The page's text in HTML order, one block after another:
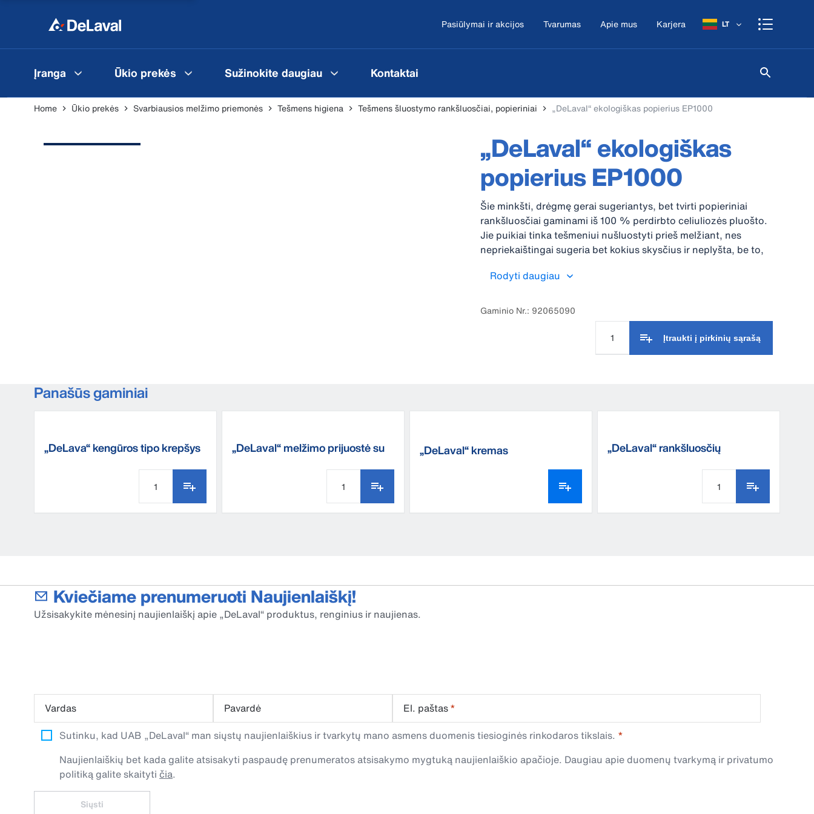
Pasiūlymai ir akcijos Tvarumas Apie mus Karjera LT
Įranga Ūkio prekės Sužinokite daugiau Kontaktai
Home Ūkio prekės Svarbiausios melžimo priemonės Tešmens higiena Tešmens šluostymo rankšluosčiai, popieriniai „DeLaval“ ekologiškas popierius EP1000
„DeLaval“ ekologiškas
popierius EP1000
Šie minkšti, drėgmę gerai sugeriantys, bet tvirti popieriniai
rankšluosčiai gaminami iš 100 % perdirbto celiuliozės pluošto.
Jie puikiai tinka tešmeniui nušluostyti prieš melžiant, nes
nepriekaištingai sugeria bet kokius skysčius ir neplyšta, be to,
ekologiniu ženklu „Eco“ ir yra saugus liestis su maistu.
Rodyti daugiau
Gaminio Nr.: 92065090
Įtraukti į pirkinių sąrašą
Panašūs gaminiai
„DeLava“ kengūros tipo krepšys
„DeLaval“ melžimo prijuostė su
„DeLaval“ kremas
„DeLaval“ rankšluosčių
Kviečiame prenumeruoti Naujienlaiškį!
Užsisakykite mėnesinį naujienlaiškį apie „DeLaval“ produktus, renginius ir naujienas.
Vardas Pavardė El. paštas*
Sutinku, kad UAB „DeLaval“ man siųstų naujienlaiškius ir tvarkytų mano asmens duomenis tiesioginės rinkodaros tikslais.
Naujienlaiškių bet kada galite atsisakyti paspaudę prenumeratos atsisakymo mygtuką naujienlaiškio apačioje. Daugiau apie duomenų tvarkymą ir privatumo
politiką galite skaityti čia.
Siųsti